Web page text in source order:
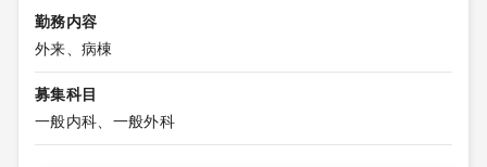
勤務内容
外来、病棟
募集科目
一般内科、一般外科